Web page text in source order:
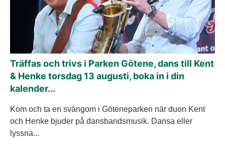
Träffas och trivs i Parken Götene, dans till Kent
& Henke torsdag 13 augusti, boka in i din
kalender...
Kom och ta en svängom i Göteneparken när duon Kent
och Henke bjuder på dansbandsmusik. Dansa eller
lyssna...